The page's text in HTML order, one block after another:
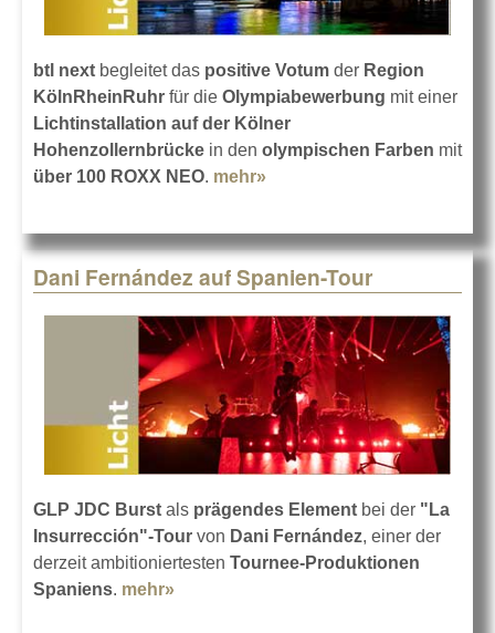
btl next begleitet das positive Votum der Region
KölnRheinRuhr für die Olympiabewerbung mit einer
Lichtinstallation auf der Kölner
Hohenzollernbrücke in den olympischen Farben mit
über 100 ROXX NEO. mehr»
Olympia
Dani Fernández auf Spanien-Tour
GLP JDC Burst als prägendes Element bei der "La
Insurrección"-Tour von Dani Fernández, einer der
derzeit ambitioniertesten Tournee-Produktionen
Spaniens. mehr»